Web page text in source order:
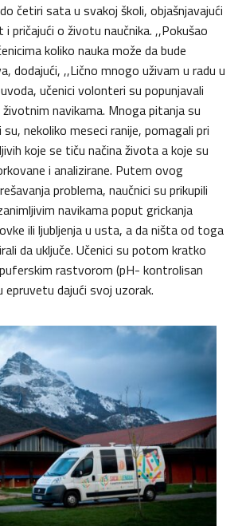
četiri sata u svakoj školi, objašnjavajući
pričajući o životu naučnika. ,,Pokušao
koliko nauka može da bude
dodajući, ,,Lično mnogo uživam u radu u
učenici volonteri su popunjavali
navikama. Mnoga pitanja su
nekoliko meseci ranije, pomagali pri
koje se tiču načina života a koje su
i analizirane. Putem ovog
problema, naučnici su prikupili
navikama poput grickanja
ili ljubljenja u usta, a da ništa od toga
da uključe. Učenici su potom kratko
rastvorom (pH- kontrolisan
dajući svoj uzorak.